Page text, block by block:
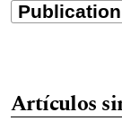
Artículos